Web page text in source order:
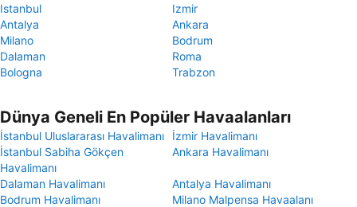
Istanbul
Izmir
Antalya
Ankara
Milano
Bodrum
Dalaman
Roma
Bologna
Trabzon
Dünya Geneli En Popüler Havaalanları
İstanbul Uluslararası Havalimanı
İzmir Havalimanı
İstanbul Sabiha Gökçen
Havalimanı
Ankara Havalimanı
Dalaman Havalimanı
Antalya Havalimanı
Bodrum Havalimanı
Milano Malpensa Havaalanı